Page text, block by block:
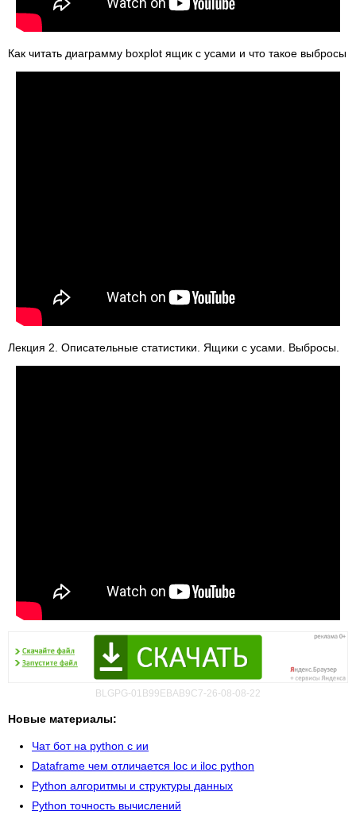
Как читать диаграмму boxplot ящик с усами и что такое выбросы
Лекция 2. Описательные статистики. Ящики с усами. Выбросы.
BLGPG-01B99EBAB9C7-26-08-08-22
Новые материалы:
Чат бот на python с ии
Dataframe чем отличается loc и iloc python
Python алгоритмы и структуры данных
Python точность вычислений